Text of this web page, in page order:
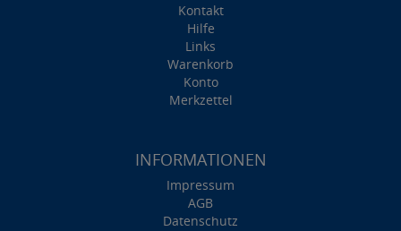
Kontakt
Hilfe
Links
Warenkorb
Konto
Merkzettel
INFORMATIONEN
Impressum
AGB
Datenschutz